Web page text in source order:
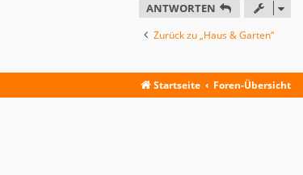
ANTWORTEN
Zurück zu „Haus & Garten“
Startseite Foren-Übersicht